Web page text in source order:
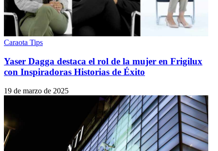
Caraota Tips
Yaser Dagga destaca el rol de la mujer en Frigilux
con Inspiradoras Historias de Éxito
19 de marzo de 2025